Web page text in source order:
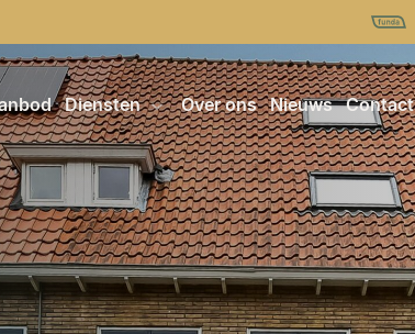
Diensten Over ons Nieuws Contact